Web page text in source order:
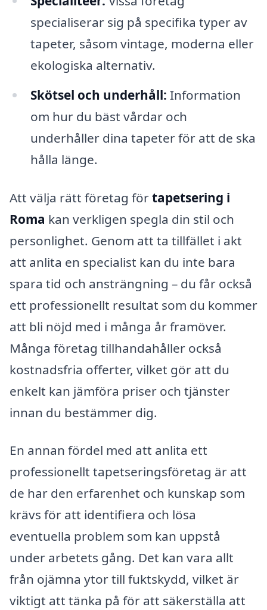
specialiserar sig på specifika typer av
tapeter, såsom vintage, moderna eller
ekologiska alternativ.
Skötsel och underhåll: Information
om hur du bäst vårdar och
underhåller dina tapeter för att de ska
hålla länge.
Att välja rätt företag förtapetsering i
Roma kan verkligen spegla din stil och
personlighet. Genom att ta tillfället i akt
att anlita en specialist kan du inte bara
spara tid och ansträngning – du får också
ett professionellt resultat som du kommer
att bli nöjd med i många år framöver.
Många företag tillhandahåller också
kostnadsfria offerter, vilket gör att du
enkelt kan jämföra priser och tjänster
innan du bestämmer dig.
En annan fördel med att anlita ett
professionellt tapetseringsföretag är att
de har den erfarenhet och kunskap som
krävs för att identifiera och lösa
eventuella problem som kan uppstå
under arbetets gång. Det kan vara allt
från ojämna ytor till fuktskydd, vilket är
viktigt att tänka på för att säkerställa att